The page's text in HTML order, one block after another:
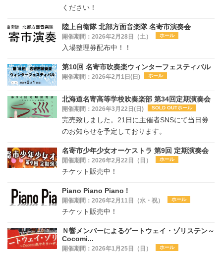
ください！
陸上自衛隊 北部方面音楽隊 名寄市演奏会
開催期間：2026年2月28日（土） ホール
入場整理券配布中！！
第10回 名寄市吹奏楽ウィンターフェスティバル
開催期間：2026年2月1日(日) ホール
北海道名寄高等学校吹奏楽部 第34回定期演奏会
開催期間：2026年3月22日(日) SOLD OUTホール
完売致しました。21日に主催者SNSにて当日券
のお知らせを予定しております。
名寄市少年少女オーケストラ 第9回 定期演奏会
開催期間：2026年2月22日（日） ホール
チケット販売中！
Piano Piano Piano !
開催期間：2026年2月11日（水・祝） ホール
チケット販売中！
Ｎ響メンバーによるゲートウェイ・ゾリステン～
Cocomi...
開催期間：2026年1月25日（日） ホール